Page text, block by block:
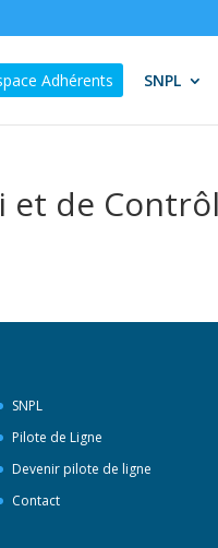
Adhérents SNPL
et de
SNPL
Pilote de Ligne
Devenir pilote de ligne
Contact